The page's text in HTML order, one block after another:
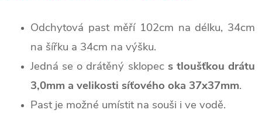
Odchytová past měří 102cm na délku, 34cm
na šířku a 34cm na výšku.
Jedná se o drátěný sklopecs tloušťkou drátu
3,0mm a velikosti síťového oka 37x37mm.
Past je možné umístit na souši i ve vodě.